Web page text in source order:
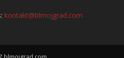
kontakt@blmojgrad.com